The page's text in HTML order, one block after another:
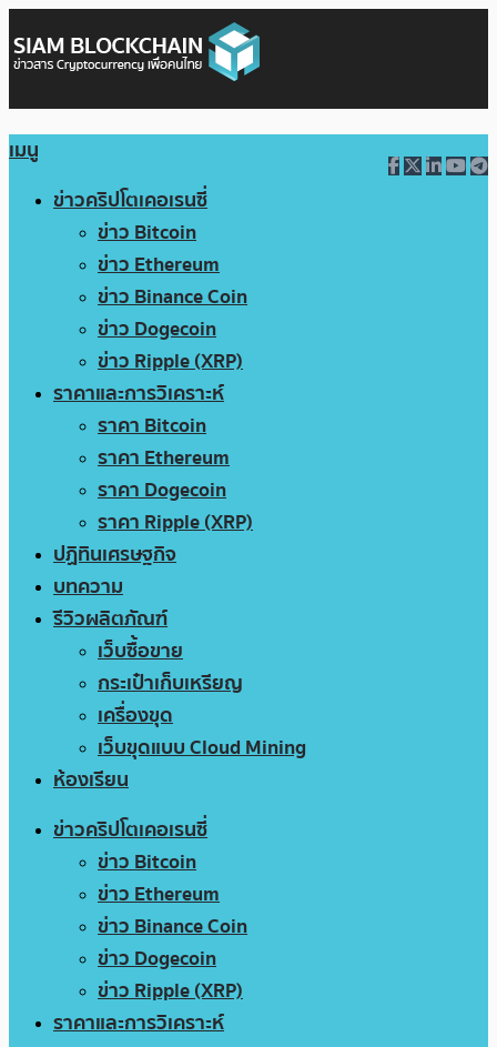
เมนู
ข่าวคริปโตเคอเรนซี่
ข่าว Bitcoin
ข่าว Ethereum
ข่าว Binance Coin
ข่าว Dogecoin
ข่าว Ripple (XRP)
ราคาและการวิเคราะห์
ราคา Bitcoin
ราคา Ethereum
ราคา Dogecoin
ราคา Ripple (XRP)
ปฏิทินเศรษฐกิจ
บทความ
รีวิวผลิตภัณฑ์
เว็บซื้อขาย
กระเป๋าเก็บเหรียญ
เครื่องขุด
เว็บขุดแบบ Cloud Mining
ห้องเรียน
ข่าวคริปโตเคอเรนซี่
ข่าว Bitcoin
ข่าว Ethereum
ข่าว Binance Coin
ข่าว Dogecoin
ข่าว Ripple (XRP)
ราคาและการวิเคราะห์